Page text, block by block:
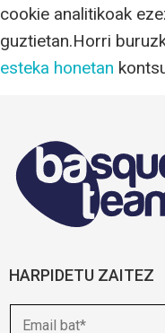
cookie analitikoak
guztietan.Horri
esteka honetan
HARPIDETU ZAITEZ